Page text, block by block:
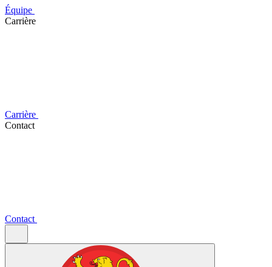
Équipe
Carrière
Carrière
Contact
Contact